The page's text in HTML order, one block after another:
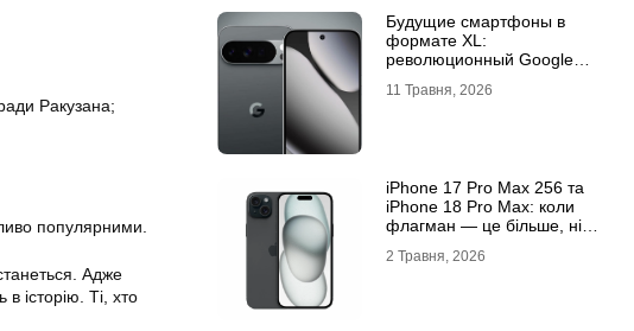
Ракузана;
популярними.
Адже
історію. Ті, хто
Будущие смартфоны в
формате XL:
революционный Google
11 Травня, 2026
iРhone 17 Рro Мax 256 та
iРhone 18 Рro Мax: коли
флагман — це більше, ніж
2 Травня, 2026